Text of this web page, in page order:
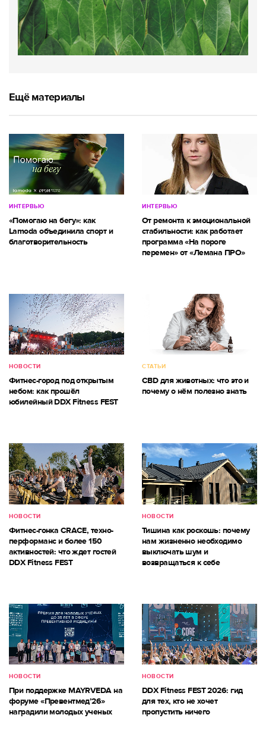
Ещё материалы
ИНТЕРВЬЮ
«Помогаю на бегу»: как
Lamoda объединила спорт и
благотворительность
ИНТЕРВЬЮ
От ремонта к эмоциональной
стабильности: как работает
программа «На пороге
перемен» от «Лемана ПРО»
НОВОСТИ
Фитнес-город под открытым
небом: как прошёл
юбилейный DDX Fitness FEST
СТАТЬИ
CBD для животных: что это и
почему о нём полезно знать
НОВОСТИ
Фитнес-гонка CRACE, техно-
перформанс и более 150
активностей: что ждет гостей
DDX Fitness FEST
НОВОСТИ
Тишина как роскошь: почему
нам жизненно необходимо
выключать шум и
возвращаться к себе
НОВОСТИ
При поддержке MAYRVEDA на
форуме «Превентмед’26»
наградили молодых ученых
НОВОСТИ
DDX Fitness FEST 2026: гид
для тех, кто не хочет
пропустить ничего